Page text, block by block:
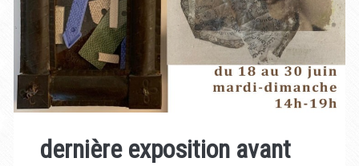
dernière exposition avant